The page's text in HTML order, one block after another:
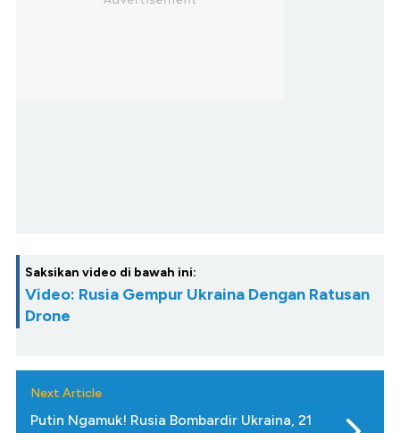
Saksikan video di bawah ini:
Video: Rusia Gempur Ukraina Dengan Ratusan
Drone
Next Article
Putin Ngamuk! Rusia Bombardir Ukraina, 21